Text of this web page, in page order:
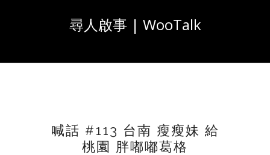
尋人啟事 | WooTalk
喊話 #113 台南 瘦瘦妹 給
桃園 胖嘟嘟葛格